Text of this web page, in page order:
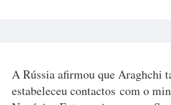
A Rússia afirmou que Araghchi
estabeleceu contactos com o